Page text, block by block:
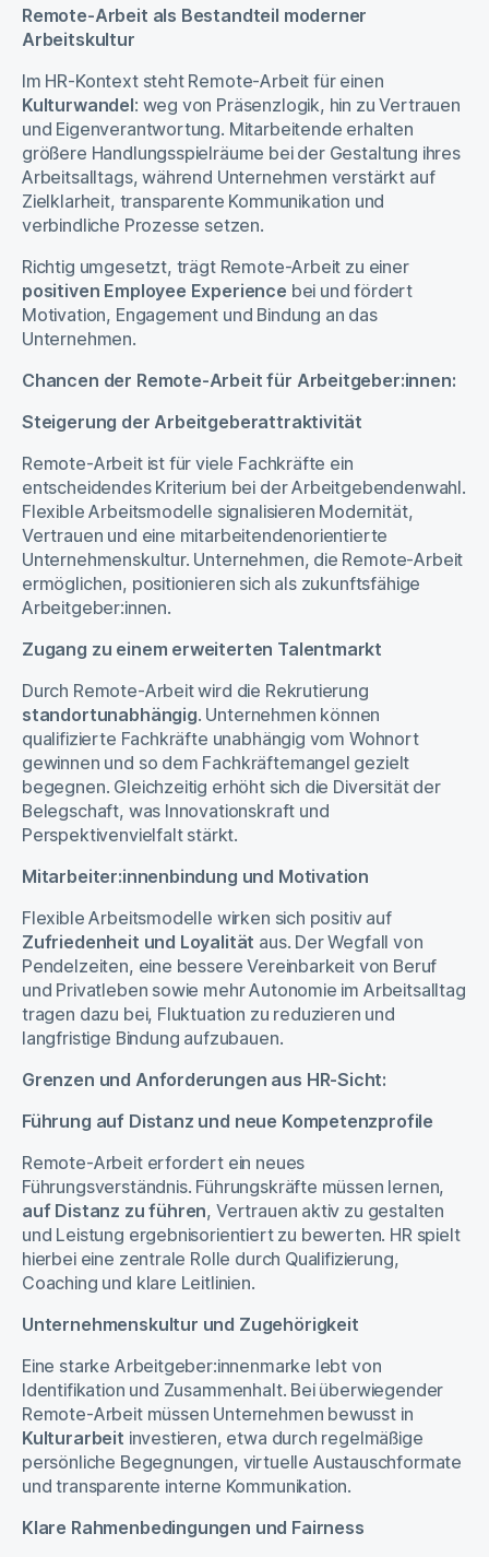
Remote-Arbeit als Bestandteil moderner
Arbeitskultur
Im HR-Kontext steht Remote-Arbeit für einen
Kulturwandel: weg von Präsenzlogik, hin zu Vertrauen
und Eigenverantwortung. Mitarbeitende erhalten
größere Handlungsspielräume bei der Gestaltung ihres
Arbeitsalltags, während Unternehmen verstärkt auf
Zielklarheit, transparente Kommunikation und
verbindliche Prozesse setzen.
Richtig umgesetzt, trägt Remote-Arbeit zu einer
positiven Employee Experience bei und fördert
Motivation, Engagement und Bindung an das
Unternehmen.
Chancen der Remote-Arbeit für Arbeitgeber:innen:
Steigerung der Arbeitgeberattraktivität
Remote-Arbeit ist für viele Fachkräfte ein
entscheidendes Kriterium bei der Arbeitgebendenwahl.
Flexible Arbeitsmodelle signalisieren Modernität,
Vertrauen und eine mitarbeitendenorientierte
Unternehmenskultur. Unternehmen, die Remote-Arbeit
ermöglichen, positionieren sich als zukunftsfähige
Arbeitgeber:innen.
Zugang zu einem erweiterten Talentmarkt
Durch Remote-Arbeit wird die Rekrutierung
standortunabhängig. Unternehmen können
qualifizierte Fachkräfte unabhängig vom Wohnort
gewinnen und so dem Fachkräftemangel gezielt
begegnen. Gleichzeitig erhöht sich die Diversität der
Belegschaft, was Innovationskraft und
Perspektivenvielfalt stärkt.
Mitarbeiter:innenbindung und Motivation
Flexible Arbeitsmodelle wirken sich positiv auf
Zufriedenheit und Loyalität aus. Der Wegfall von
Pendelzeiten, eine bessere Vereinbarkeit von Beruf
und Privatleben sowie mehr Autonomie im Arbeitsalltag
tragen dazu bei, Fluktuation zu reduzieren und
langfristige Bindung aufzubauen.
Grenzen und Anforderungen aus HR-Sicht:
Führung auf Distanz und neue Kompetenzprofile
Remote-Arbeit erfordert ein neues
Führungsverständnis. Führungskräfte müssen lernen,
auf Distanz zu führen, Vertrauen aktiv zu gestalten
und Leistung ergebnisorientiert zu bewerten. HR spielt
hierbei eine zentrale Rolle durch Qualifizierung,
Coaching und klare Leitlinien.
Unternehmenskultur und Zugehörigkeit
Eine starke Arbeitgeber:innenmarke lebt von
Identifikation und Zusammenhalt. Bei überwiegender
Remote-Arbeit müssen Unternehmen bewusst in
Kulturarbeit investieren, etwa durch regelmäßige
persönliche Begegnungen, virtuelle Austauschformate
und transparente interne Kommunikation.
Klare Rahmenbedingungen und Fairness